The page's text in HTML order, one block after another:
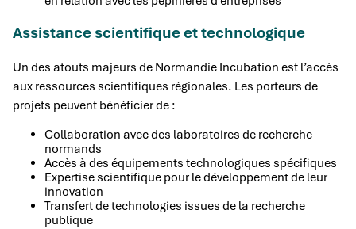
Assistance scientifique et technologique
Un des atouts majeurs de Normandie Incubation est l’accès
aux ressources scientifiques régionales. Les porteurs de
projets peuvent bénéficier de :
Collaboration avec des laboratoires de recherche
normands
Accès à des équipements technologiques spécifiques
Expertise scientifique pour le développement de leur
innovation
Transfert de technologies issues de la recherche
publique